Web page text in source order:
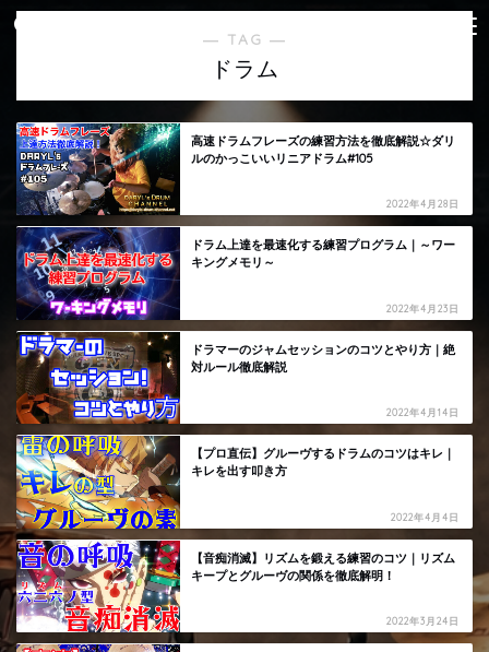
― TAG ―
ドラム
高速ドラムフレーズの練習方法を徹底解説☆ダリ
ルのかっこいいリニアドラム#105
2022年4月28日
ドラム上達を最速化する練習プログラム｜～ワー
キングメモリ～
2022年4月23日
ドラマーのジャムセッションのコツとやり方｜絶
対ルール徹底解説
2022年4月14日
【プロ直伝】グルーヴするドラムのコツはキレ｜
キレを出す叩き方
2022年4月4日
【音痴消滅】リズムを鍛える練習のコツ｜リズム
キープとグルーヴの関係を徹底解明！
2022年3月24日